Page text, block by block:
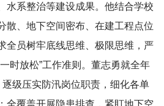
水系整治等建设成果。他结合学校
散、地下空间密布、在建工程点位
全员树牢底线思维、极限思维，严
时放松”工作准则。 董志勇就全年
级压实防汛岗位职责，细化各单